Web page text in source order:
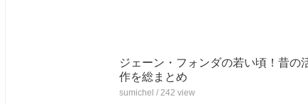
ジェーン・フォンダの若い頃！昔の
作を総まとめ
sumichel / 242 view